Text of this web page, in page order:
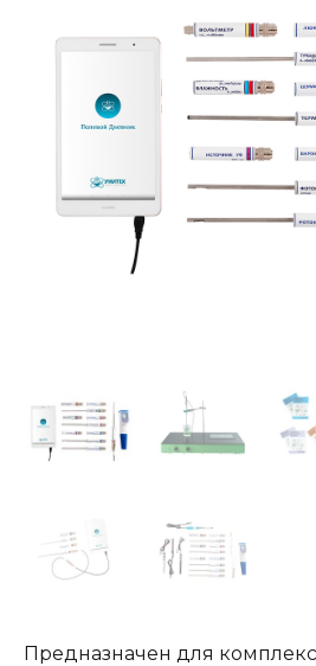
Предназначен для